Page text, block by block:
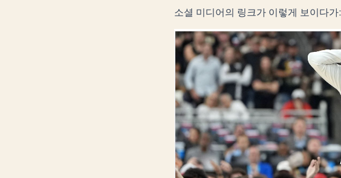
소셜 미디어의 링크가 이렇게 보이다가: